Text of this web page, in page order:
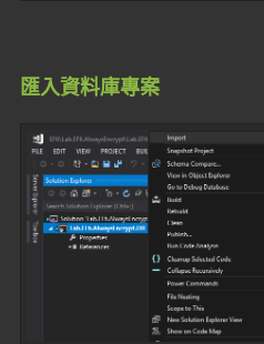
匯入資料庫專案